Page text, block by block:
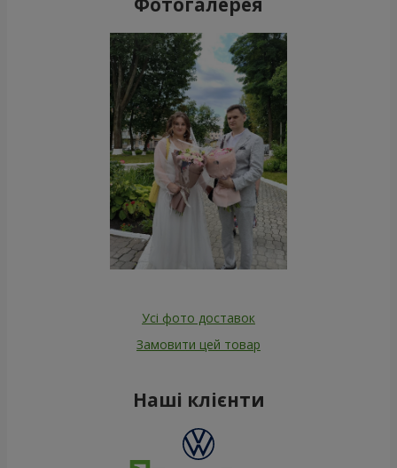
Усі фото доставок
Замовити цей товар
Наші клієнти